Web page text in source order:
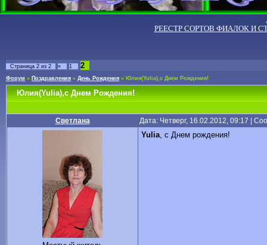
РЕЕСТР СОРТОВ ФИАЛОК И
Страница 2 из 2 « 1 2
Форум » Поздравления » День Рождения » Юлия(Yulia),с Днем Рождения!
Юлия(Yulia),с Днем Рождения!
Светлана Дата: Четверг, 16.02.2012, 09:17 |
Yulia, с Днем рождения!